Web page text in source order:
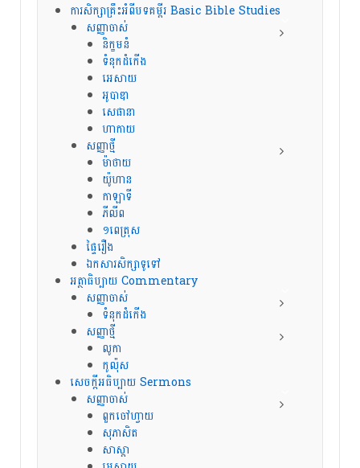
ការសិក្សាគ្រឹះអំពីបទគម្ពីរ Basic Bible Studies
សញ្ញាចាស់
និក្ខមនំ
ទំនុកដំកើង
អេសាយ
អូបាឌា
សេផានា
ហាកាយ
សញ្ញាថ្មី
ម៉ាថាយ
យ៉ូហាន
កាឡាទី
ភីលីព
១ពេត្រុស
ផ្ទៃរឿង
ឯកសារសិក្សាទូទៅ
អត្ថាធិប្បាយ Commentary
សញ្ញាចាស់
ទំនុកដំកើង
សញ្ញាថ្មី
លូកា
កូល៉ុស
សេចក្ដីអធិប្បាយ Sermons
សញ្ញាចាស់
ពួកចៅហ្វាយ
សុភាសិត
សាស្តា